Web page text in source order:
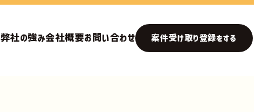
弊社の強み会社概要お問い合わせ 案件受け取り登録をする